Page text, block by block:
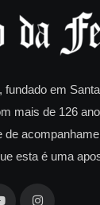
fundado em
mais de 126
de
esta é uma